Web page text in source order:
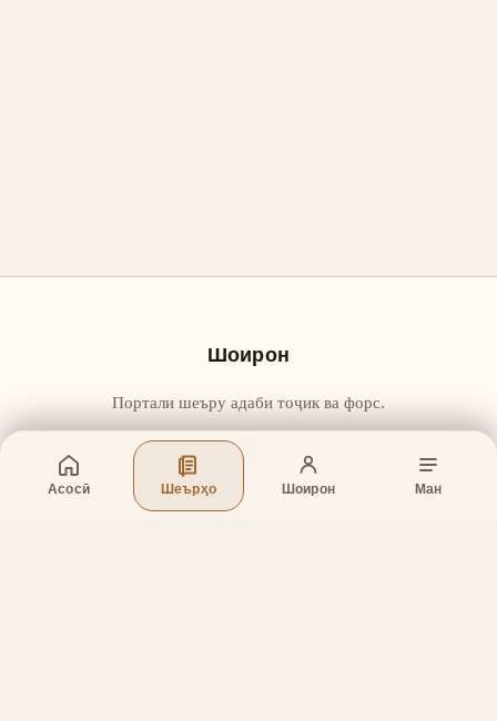
Асосӣ Шеърҳо Шоирон Ман
Шоирон
Портали шеъру адаби тоҷик ва форс.